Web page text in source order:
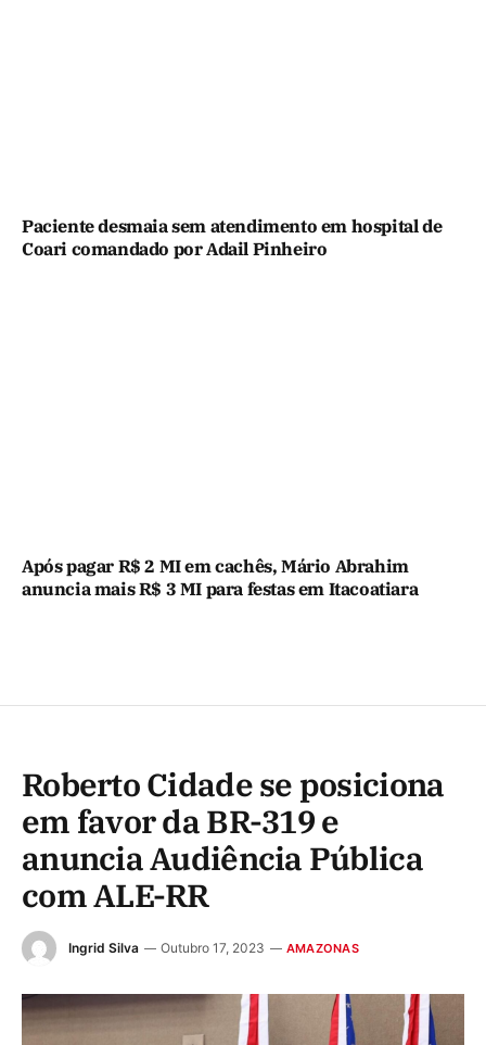
Paciente desmaia sem atendimento em hospital de
Coari comandado por Adail Pinheiro
Após pagar R$ 2 MI em cachês, Mário Abrahim
anuncia mais R$ 3 MI para festas em Itacoatiara
Roberto Cidade se posiciona
em favor da BR-319 e
anuncia Audiência Pública
com ALE-RR
Ingrid Silva Outubro 17, 2023 AMAZONAS